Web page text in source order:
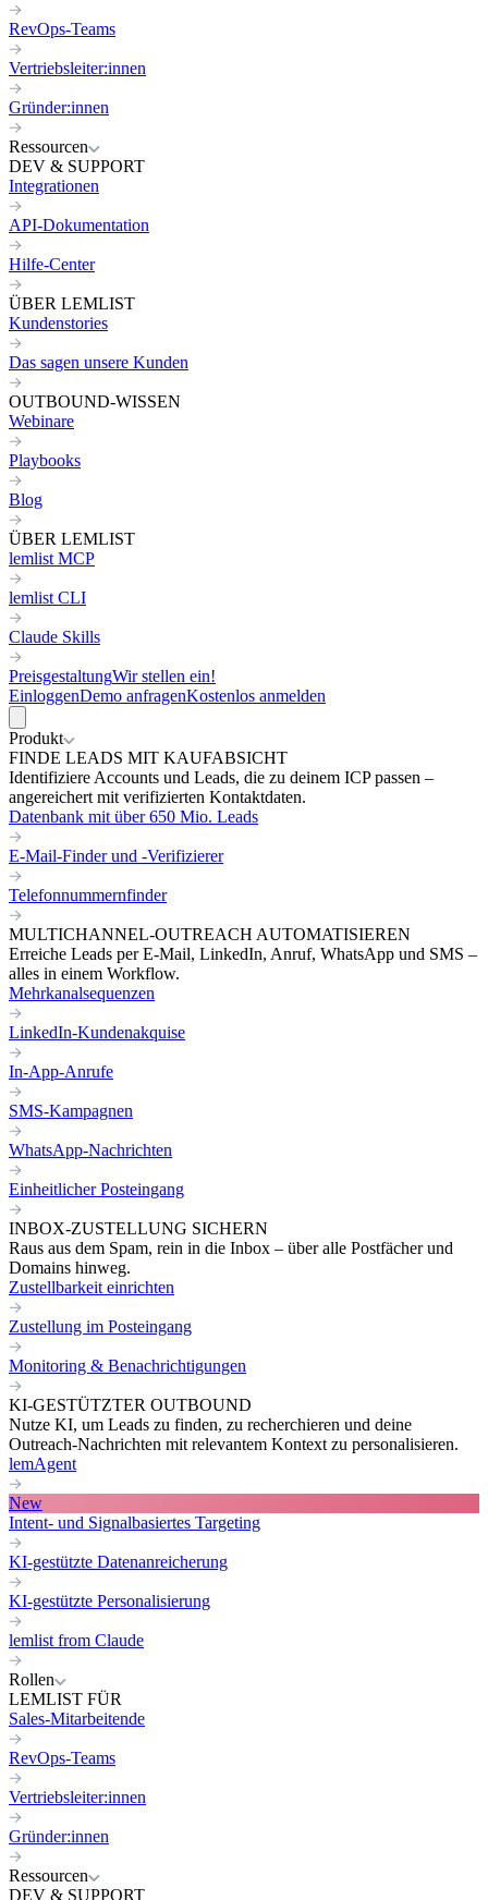
RevOps-Teams
Vertriebsleiter:innen
Gründer:innen
Ressourcen
DEV & SUPPORT
Integrationen
API-Dokumentation
Hilfe-Center
ÜBER LEMLIST
Kundenstories
Das sagen unsere Kunden
OUTBOUND-WISSEN
Webinare
Playbooks
Blog
ÜBER LEMLIST
lemlist MCP
lemlist CLI
Claude Skills
PreisgestaltungWir stellen ein!
EinloggenDemo anfragenKostenlos anmelden
Produkt
FINDE LEADS MIT KAUFABSICHT
Identifiziere Accounts und Leads, die zu deinem ICP passen –
angereichert mit verifizierten Kontaktdaten.
Datenbank mit über 650 Mio. Leads
E-Mail-Finder und -Verifizierer
Telefonnummernfinder
MULTICHANNEL-OUTREACH AUTOMATISIEREN
Erreiche Leads per E-Mail, LinkedIn, Anruf, WhatsApp und SMS –
alles in einem Workflow.
Mehrkanalsequenzen
LinkedIn-Kundenakquise
In-App-Anrufe
SMS-Kampagnen
WhatsApp-Nachrichten
Einheitlicher Posteingang
INBOX-ZUSTELLUNG SICHERN
Raus aus dem Spam, rein in die Inbox – über alle Postfächer und
Domains hinweg.
Zustellbarkeit einrichten
Zustellung im Posteingang
Monitoring & Benachrichtigungen
KI-GESTÜTZTER OUTBOUND
Nutze KI, um Leads zu finden, zu recherchieren und deine
Outreach-Nachrichten mit relevantem Kontext zu personalisieren.
lemAgent
New
Intent- und Signalbasiertes Targeting
KI-gestützte Datenanreicherung
KI-gestützte Personalisierung
lemlist from Claude
Rollen
LEMLIST FÜR
Sales-Mitarbeitende
RevOps-Teams
Vertriebsleiter:innen
Gründer:innen
Ressourcen
DEV & SUPPORT